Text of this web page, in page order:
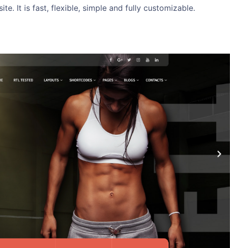
It is fast, flexible, simple and fully customizable.